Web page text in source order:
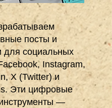
посты и
для социальных
Instagram,
X (Twitter) и
Эти цифровые
—